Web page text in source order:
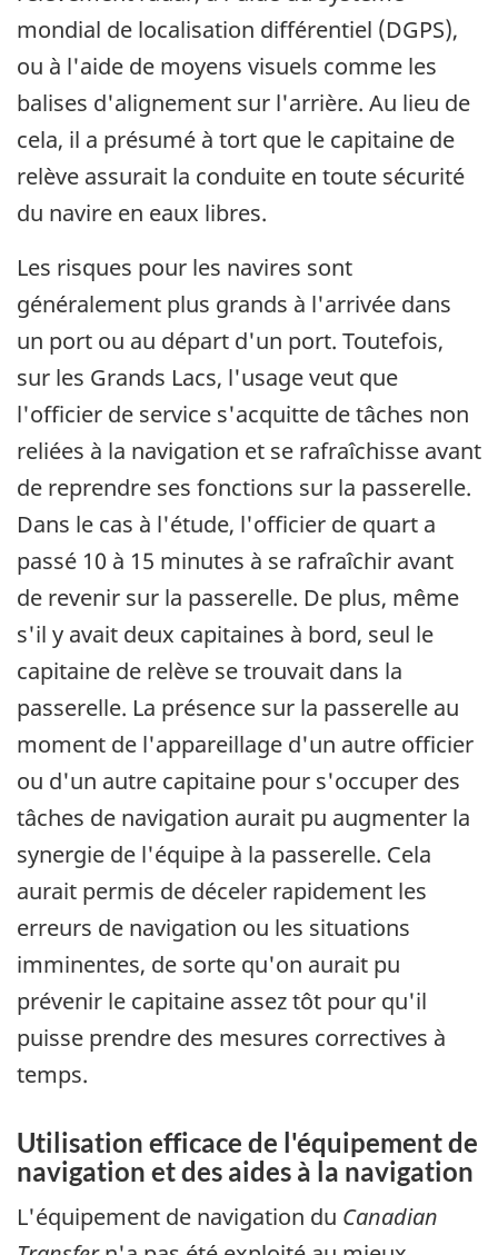
mondial de localisation différentiel (DGPS),
ou à l'aide de moyens visuels comme les
balises d'alignement sur l'arrière. Au lieu de
cela, il a présumé à tort que le capitaine de
relève assurait la conduite en toute sécurité
du navire en eaux libres.
Les risques pour les navires sont
généralement plus grands à l'arrivée dans
un port ou au départ d'un port. Toutefois,
sur les Grands Lacs, l'usage veut que
l'officier de service s'acquitte de tâches non
reliées à la navigation et se rafraîchisse avant
de reprendre ses fonctions sur la passerelle.
Dans le cas à l'étude, l'officier de quart a
passé 10 à 15 minutes à se rafraîchir avant
de revenir sur la passerelle. De plus, même
s'il y avait deux capitaines à bord, seul le
capitaine de relève se trouvait dans la
passerelle. La présence sur la passerelle au
moment de l'appareillage d'un autre officier
ou d'un autre capitaine pour s'occuper des
tâches de navigation aurait pu augmenter la
synergie de l'équipe à la passerelle. Cela
aurait permis de déceler rapidement les
erreurs de navigation ou les situations
imminentes, de sorte qu'on aurait pu
prévenir le capitaine assez tôt pour qu'il
puisse prendre des mesures correctives à
temps.
Utilisation efficace de l'équipement de
navigation et des aides à la navigation
L'équipement de navigation du Canadian